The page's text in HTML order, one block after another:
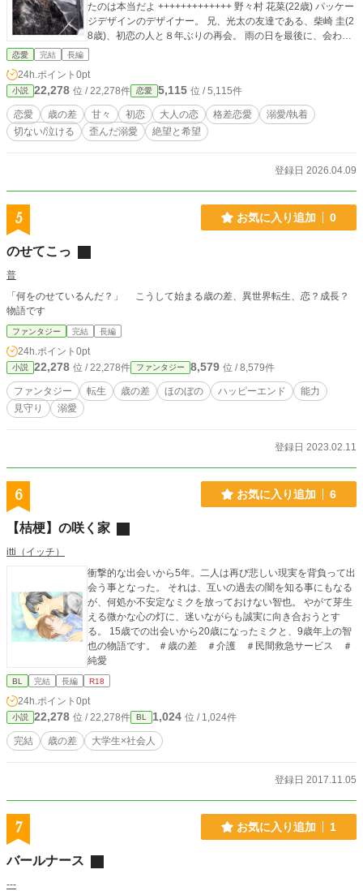
たのは本当だよ +++++++++++++ 野々村 花菜(22歳) パッケー
ジデザインのデザイナー。 兄、光太の友達である、柴崎 圭(2
8歳)、初恋の人と８年ぶりの再会。 雨の日を最後に、会わな
くなった柴崎 圭。 再会した彼はクールで人を寄せ付けない。
菜の前では、８年前に圭ちゃんと呼んでた時と同じ優しいま
ま。今の本当の柴崎 圭は、どちらなんだろう。 そんな彼に翻
弄されつつ、彼女がいるという噂の先輩デザイナーの野島 亮
介(30歳)にも惹かれている自分に気づく花菜は、心が揺れて
いくなか、柴崎 圭の本当の姿に触れてしまう。 ++++++++++
全ページの推敲を完了し再公開しています。
恋愛 完結 長編
24h.ポイント 0pt
小説 22,278 位 / 22,278件 恋愛 5,115 位 / 5,115件
恋愛 歳の差 甘々 初恋 大人の恋 格差恋愛
溺愛/執着
切ない/泣ける
歪んだ溺愛 絶望と希望
登録日 2026.04.09
5 お気に入り追加 0
のせてこっ
普
「何をのせているんだ？」 こうして始まる歳の差、異世界転生、恋？成長？
物語です
ファンタジー 完結 長編
24h.ポイント 0pt
小説 22,278 位 / 22,278件 ファンタジー 8,579 位 / 8,579件
ファンタジー 転生 歳の差 ほのぼの ハッピーエンド
能力
見守り
溺愛
登録日 2023.02.11
6 お気に入り追加 6
【桔梗】の咲く家
itti（イッチ）
衝撃的な出会いから5年。二人は再び悲しい現実を背負って出
会う事となった。 それは、互いの過去の闇を知る事にもなる
が、何処か不安定なミクを放っておけない智也。 やがて芽生
える微かな心の灯に、迷いながらも誠実に向き合おうとす
る。 15歳での出会いから20歳になったミクと、9歳年上の智
也の物語です。 ＃歳の差 ＃介護 ＃民間救急サービス ＃
純愛
BL 完結 長編 R18
24h.ポイント 0pt
小説 22,278 位 / 22,278件 BL 1,024 位 / 1,024件
完結 歳の差 大学生×社会人
登録日 2017.11.05
7 お気に入り追加 1
バールナース
---